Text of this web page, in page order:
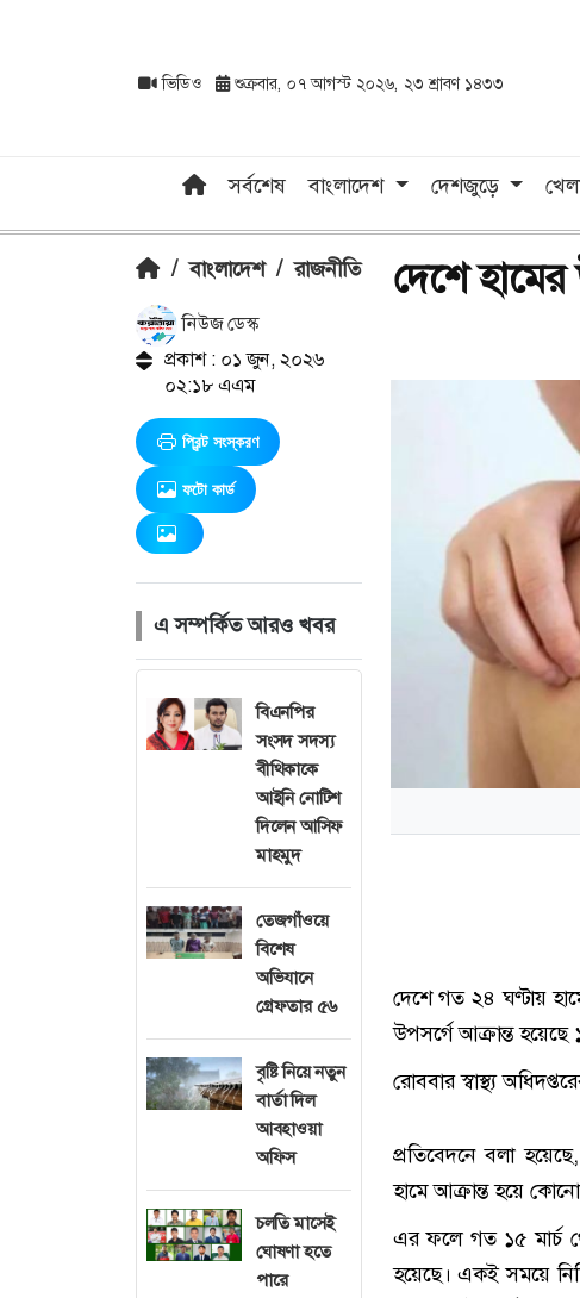
ভিডিও শুক্রবার, ০৭ আগস্ট ২০২৬, ২৩ শ্রাবণ ১৪৩৩
সর্বশেষ বাংলাদেশ দেশজুড়ে
/ বাংলাদেশ / রাজনীতি
নিউজ ডেস্ক
প্রকাশ : ০১ জুন, ২০২৬
০২:১৮ এএম
প্রিন্ট সংস্করণ
ফটো কার্ড
এ সম্পর্কিত আরও খবর
বিএনপির
সংসদ সদস্য
বীথিকাকে
আইনি নোটিশ
দিলেন আসিফ
মাহমুদ
তেজগাঁওয়ে
বিশেষ
অভিযানে
গ্রেফতার ৫৬
বৃষ্টি নিয়ে নতুন
বার্তা দিল
আবহাওয়া
অফিস
চলতি মাসেই
ঘোষণা হতে
পারে
দেশে
দেশে গত ২৪ ঘণ্টায়
উপসর্গে আক্রান্ত
রোববার স্বাস্থ্য
প্রতিবেদনে বলা
হামে আক্রান্ত হয়ে
এর ফলে গত ১৫ মার্চ
হয়েছে। একই সময়ে